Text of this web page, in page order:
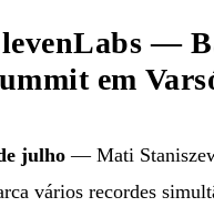
—
em
julho— Mati
vários recordes